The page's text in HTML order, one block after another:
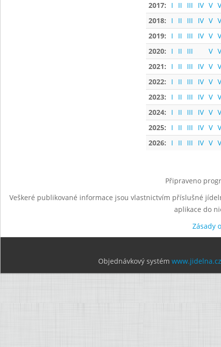
2017:
I II III IV V
2018:
I II III IV V
2019:
I II III IV V
2020:
I II III V
2021:
I II III IV V
2022:
I II III IV V
2023:
I II III IV V
2024:
I II III IV V
2025:
I II III IV V
2026:
I II III IV V
Připraveno
Veškeré publikované informace jsou vlastnictvím příslušné
aplikace do
Zásady
Objednávkový systém www.jidelna.cz